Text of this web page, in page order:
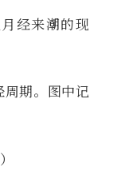
经来潮的现
期。图中记